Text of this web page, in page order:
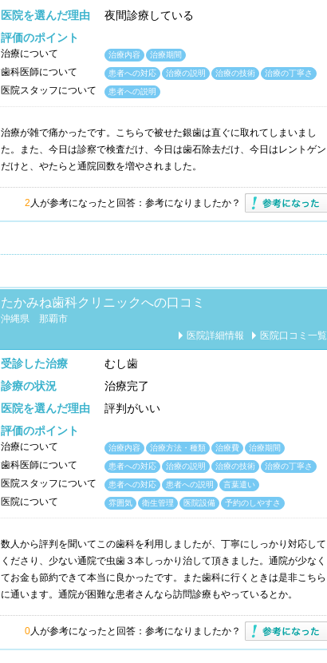
医院を選んだ理由
夜間診療している
評価のポイント
治療について 治療内容 治療期間
歯科医師について 患者への対応 治療の説明 治療の技術 治療の丁寧さ
医院スタッフについて 患者への説明
治療が雑で痛かったです。こちらで被せた銀歯は直ぐに取れてしまいまし
た。また、今日は診察で検査だけ、今日は歯石除去だけ、今日はレントゲン
だけと、やたらと通院回数を増やされました。
2 人が参考になったと回答： 参考になりましたか？
たかみね歯科クリニックへの口コミ
沖縄県 那覇市
医院詳細情報
医院口コミ一覧
受診した治療
むし歯
診療の状況
治療完了
医院を選んだ理由
評判がいい
評価のポイント
治療について 治療内容 治療方法・種類 治療費 治療期間
歯科医師について 患者への対応 治療の説明 治療の技術 治療の丁寧さ
医院スタッフについて 患者への対応 患者への説明 言葉遣い
医院について 雰囲気 衛生管理 医院設備 予約のしやすさ
数人から評判を聞いてこの歯科を利用しましたが、丁寧にしっかり対応して
くださり、少ない通院で虫歯３本しっかり治して頂きました。通院が少なく
てお金も節約できて本当に良かったです。また歯科に行くときは是非こちら
に通います。通院が困難な患者さんなら訪問診療もやっているとか。
0人が参考になったと回答： 参考になりましたか？